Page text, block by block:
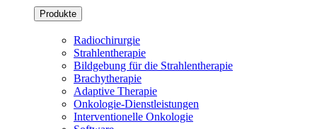
Produkte
Radiochirurgie
Strahlentherapie
Bildgebung für die Strahlentherapie
Brachytherapie
Adaptive Therapie
Onkologie-Dienstleistungen
Interventionelle Onkologie